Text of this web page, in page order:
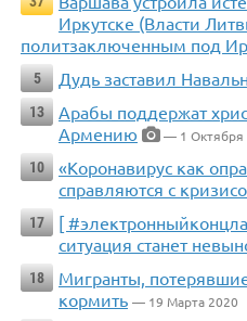
Иркутске (Власти
политзаключенным под
5
Дудь заставил
13
Арабы поддержат
Армению
— 1 Октября
10
«Коронавирус как
справляются с
17
[
ситуация станет
18
Мигранты,
кормить — 19 Марта 2020